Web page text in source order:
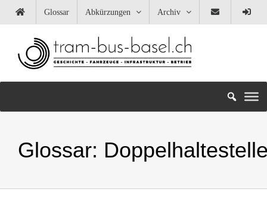
Inhalt
Glossar Abkürzungen Archiv
Glossar: